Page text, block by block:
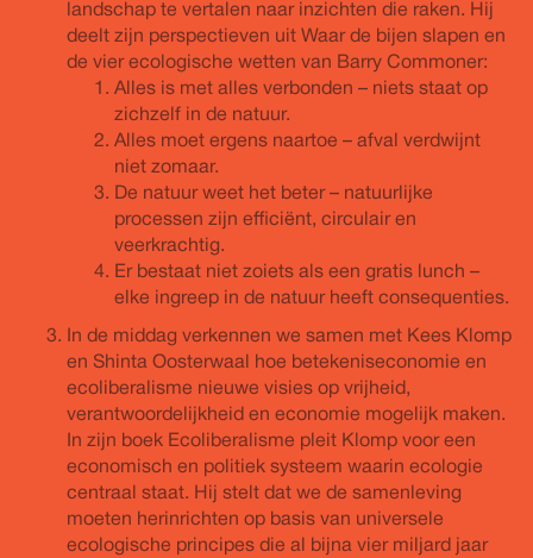
landschap te vertalen naar inzichten die raken. Hij
deelt zijn perspectieven uit Waar de bijen slapen en
de vier ecologische wetten van Barry Commoner:
Alles is met alles verbonden – niets staat op
zichzelf in de natuur.
Alles moet ergens naartoe – afval verdwijnt
niet zomaar.
De natuur weet het beter – natuurlijke
processen zijn efficiënt, circulair en
veerkrachtig.
Er bestaat niet zoiets als een gratis lunch –
elke ingreep in de natuur heeft consequenties.
In de middag verkennen we samen met Kees Klomp
en Shinta Oosterwaal hoe betekeniseconomie en
ecoliberalisme nieuwe visies op vrijheid,
verantwoordelijkheid en economie mogelijk maken.
In zijn boek Ecoliberalisme pleit Klomp voor een
economisch en politiek systeem waarin ecologie
centraal staat. Hij stelt dat we de samenleving
moeten herinrichten op basis van universele
ecologische principes die al bijna vier miljard jaar